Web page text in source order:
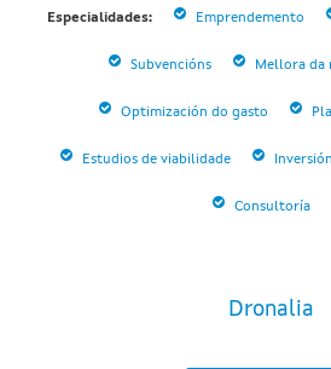
Especialidades: Emprendemento
Subvencións Mellora da
Optimización do gasto
Estudios de viabilidade
Consultoría
Dronalia